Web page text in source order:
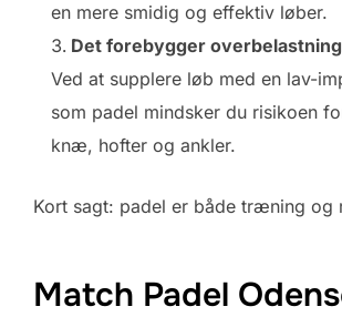
en mere smidig og effektiv løber.
Det forebygger
Ved at supplere løb med en lav-
som padel mindsker du risikoen
knæ, hofter og ankler.
Kort sagt: padel er både træning og
Match Padel